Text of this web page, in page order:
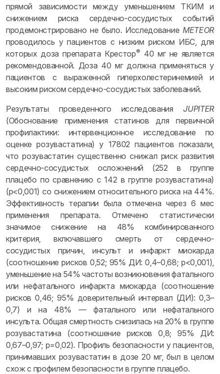
прямой зависимости между уменьшением ТКИМ и
снижением риска сердечно-сосудистых событий
продемонстрировано не было. Исследование METEOR
проводилось у пациентов с низким риском ИБС, для
которых доза препарата Крестор® 40 мг не является
рекомендованной. Доза 40 мг должна применяться у
пациентов с выраженной гиперхолестеринемией и
высоким риском сердечно-сосудистых заболеваний.
Результаты проведенного исследованияJUPITER
(Обоснование применения статинов для первичной
профилактики: интервенционное исследование по
оценке розувастатина) у 17802 пациентов показали,
что розувастатин существенно снижал риск развития
сердечно-сосудистых осложнений (252 в группе
плацебо по сравнению с 142 в группе розувастатина)
(р<0,001) со снижением относительного риска на 44%.
Эффективность терапии была отмечена через 6 мес
применения препарата. Отмечено статистически
значимое снижение на 48% комбинированного
критерия, включавшего смерть от сердечно-
сосудистых причин, инсульт и инфаркт миокарда
(соотношение рисков 0,52; 95% ДИ: 0,4–0,68; p<0,001),
уменьшение на 54% частоты возникновения фатального
или нефатального инфаркта миокарда (соотношение
рисков 0,46; 95% доверительный интервал (ДИ): 0,3–
0,7) и на 48% — фатального или нефатального
инсульта. Общая смертность снизилась на 20% в группе
розувастатина (соотношение рисков 0,8; 95% ДИ:
0,67–0,97; р=0,02). Профиль безопасности у пациентов,
принимавших розувастатин в дозе 20 мг, был в целом
схож с профилем безопасности в группе плацебо.